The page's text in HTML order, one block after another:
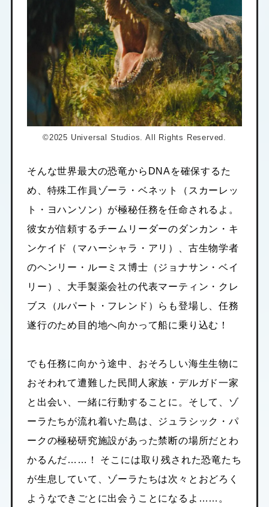
©2025 Universal Studios. All Rights Reserved.
そんな世界最大の恐竜からDNAを確保するた
め、特殊工作員ゾーラ・ベネット（スカーレッ
ト・ヨハンソン）が極秘任務を任命されるよ。
彼女が信頼するチームリーダーのダンカン・キ
ンケイド（マハーシャラ・アリ）、古生物学者
のヘンリー・ルーミス博士（ジョナサン・ベイ
リー）、大手製薬会社の代表マーティン・クレ
ブス（ルパート・フレンド）らも登場し、任務
遂行のため目的地へ向かって船に乗り込む！
でも任務に向かう途中、おそろしい海生生物に
おそわれて遭難した民間人家族・デルガド一家
と出会い、一緒に行動することに。そして、ゾ
ーラたちが流れ着いた島は、ジュラシック・パ
ークの極秘研究施設があった禁断の場所だとわ
かるんだ……！ そこには取り残された恐竜たち
が生息していて、ゾーラたちは次々とおどろく
ようなできごとに出会うことになるよ……。